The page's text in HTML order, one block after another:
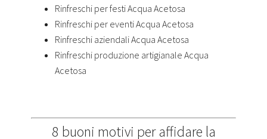
Rinfreschi per festi Acqua Acetosa
Rinfreschi per eventi Acqua Acetosa
Rinfreschi aziendali Acqua Acetosa
Rinfreschi produzione artigianale Acqua
Acetosa
8 buoni motivi per affidare la